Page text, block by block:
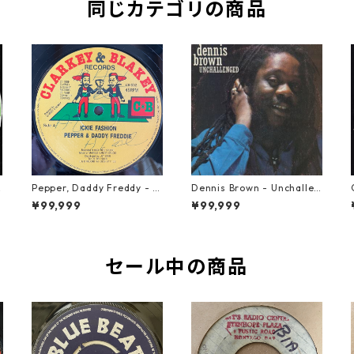
同じカテゴリの商品
Pepper, Daddy Freddy - Ic
kie Fashion【12-50044】
¥99,999
Dennis Brown - Unchallen
ged【LP-70046】
¥99,999
セール中の商品